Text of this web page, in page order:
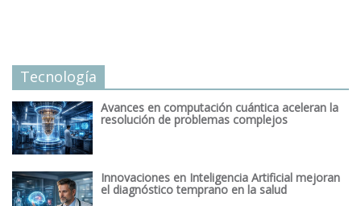
Tecnología
Avances en computación cuántica aceleran la
resolución de problemas complejos
Innovaciones en Inteligencia Artificial mejoran
el diagnóstico temprano en la salud